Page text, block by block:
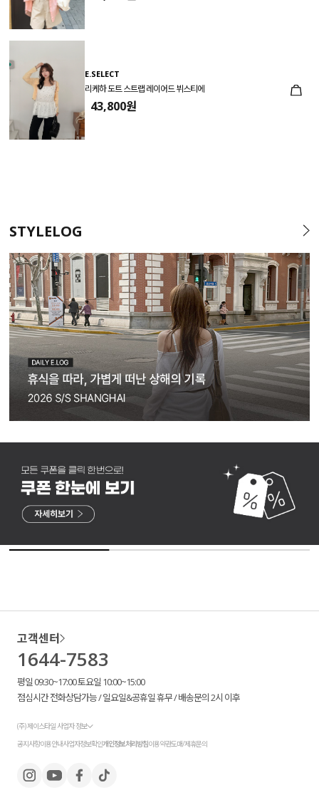
E.SELECT
리케하 도트 스트랩 레이어드 뷔스티에
43,800원
STYLELOG
고객센터
1644-7583
평일 09:30~17:00 토요일 10:00~15:00
점심시간 전화상담가능 / 일요일&공휴일 휴무 / 배송문의 2시 이후
(주) 제이스타일 사업자 정보
공지사항이용안내사업자정보확인개인정보처리방침이용약관도매/제휴문의